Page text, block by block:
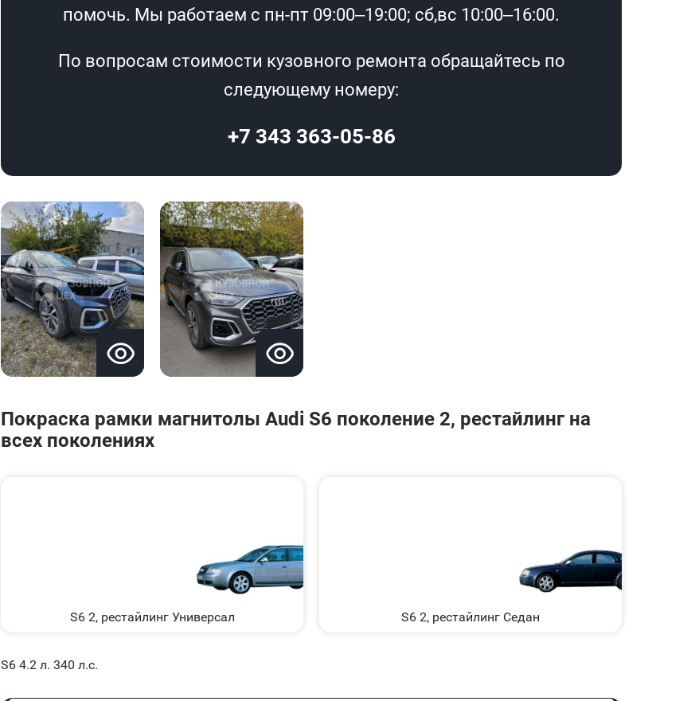
помочь. Мы работаем с пн-пт 09:00–19:00; сб,вс 10:00–16:00.
По вопросам стоимости кузовного ремонта обращайтесь по
следующему номеру:
+7 343 363-05-86
Покраска рамки магнитолы Audi S6 поколение 2, рестайлинг на
всех поколениях
S6 2, рестайлинг Универсал S6 2, рестайлинг Седан
S6 4.2 л. 340 л.с.